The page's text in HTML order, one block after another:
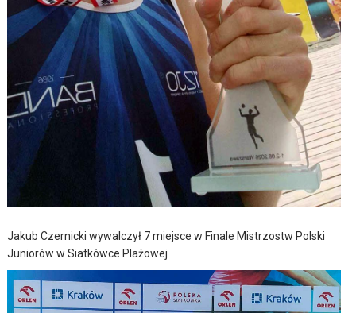
Jakub Czernicki wywalczył 7 miejsce w Finale Mistrzostw Polski
Juniorów w Siatkówce Plażowej